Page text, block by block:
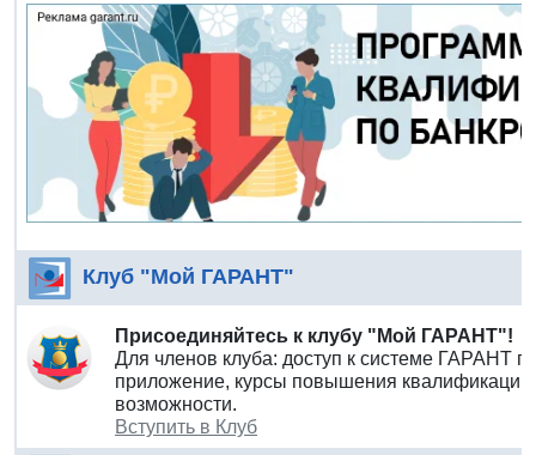
Клуб "Мой ГАРАНТ"
Присоединяйтесь к клубу "Мой ГАРАНТ"!
Для членов клуба: доступ к системе ГАРАНТ
приложение, курсы повышения квалификации
возможности.
Вступить в Клуб